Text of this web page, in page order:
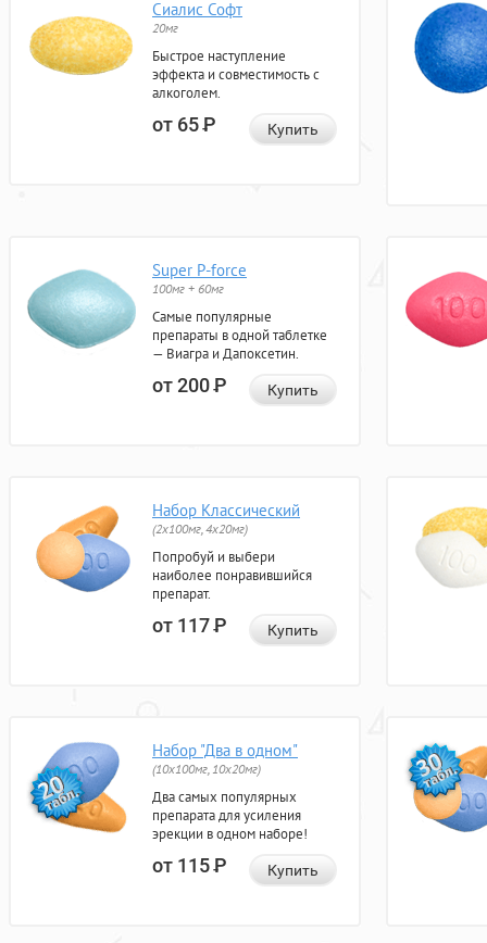
Сиалис Софт
20мг
Быстрое наступление
эффекта и совместимость с
алкоголем.
от 65Р Купить
Super P-force
100мг + 60мг
Самые популярные
препараты в одной таблетке
— Виагра и Дапоксетин.
от 200Р Купить
Набор Классический
(2x100мг, 4x20мг)
Попробуй и выбери
наиболее понравившийся
препарат.
от 117Р Купить
Набор "Два в одном"
(10x100мг, 10x20мг)
Два самых популярных
препарата для усиления
эрекции в одном наборе!
от 115Р Купить